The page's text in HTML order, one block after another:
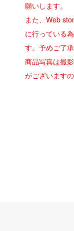
願いします。
また、Web
に行っている
す。予めご了承
商品写真は撮
がございます